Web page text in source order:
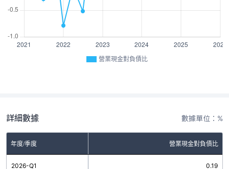
營業現金對負債比
詳細數據 數據單位：%
年度/季度 營業現金對負債比
2026-Q1 0.19